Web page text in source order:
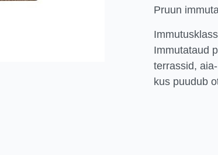
Pruun
Immutataud
terrassid,
kus puudub